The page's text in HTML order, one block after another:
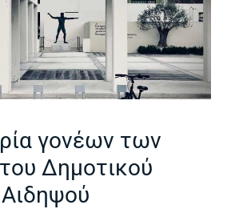
γονέων των
Δημοτικού